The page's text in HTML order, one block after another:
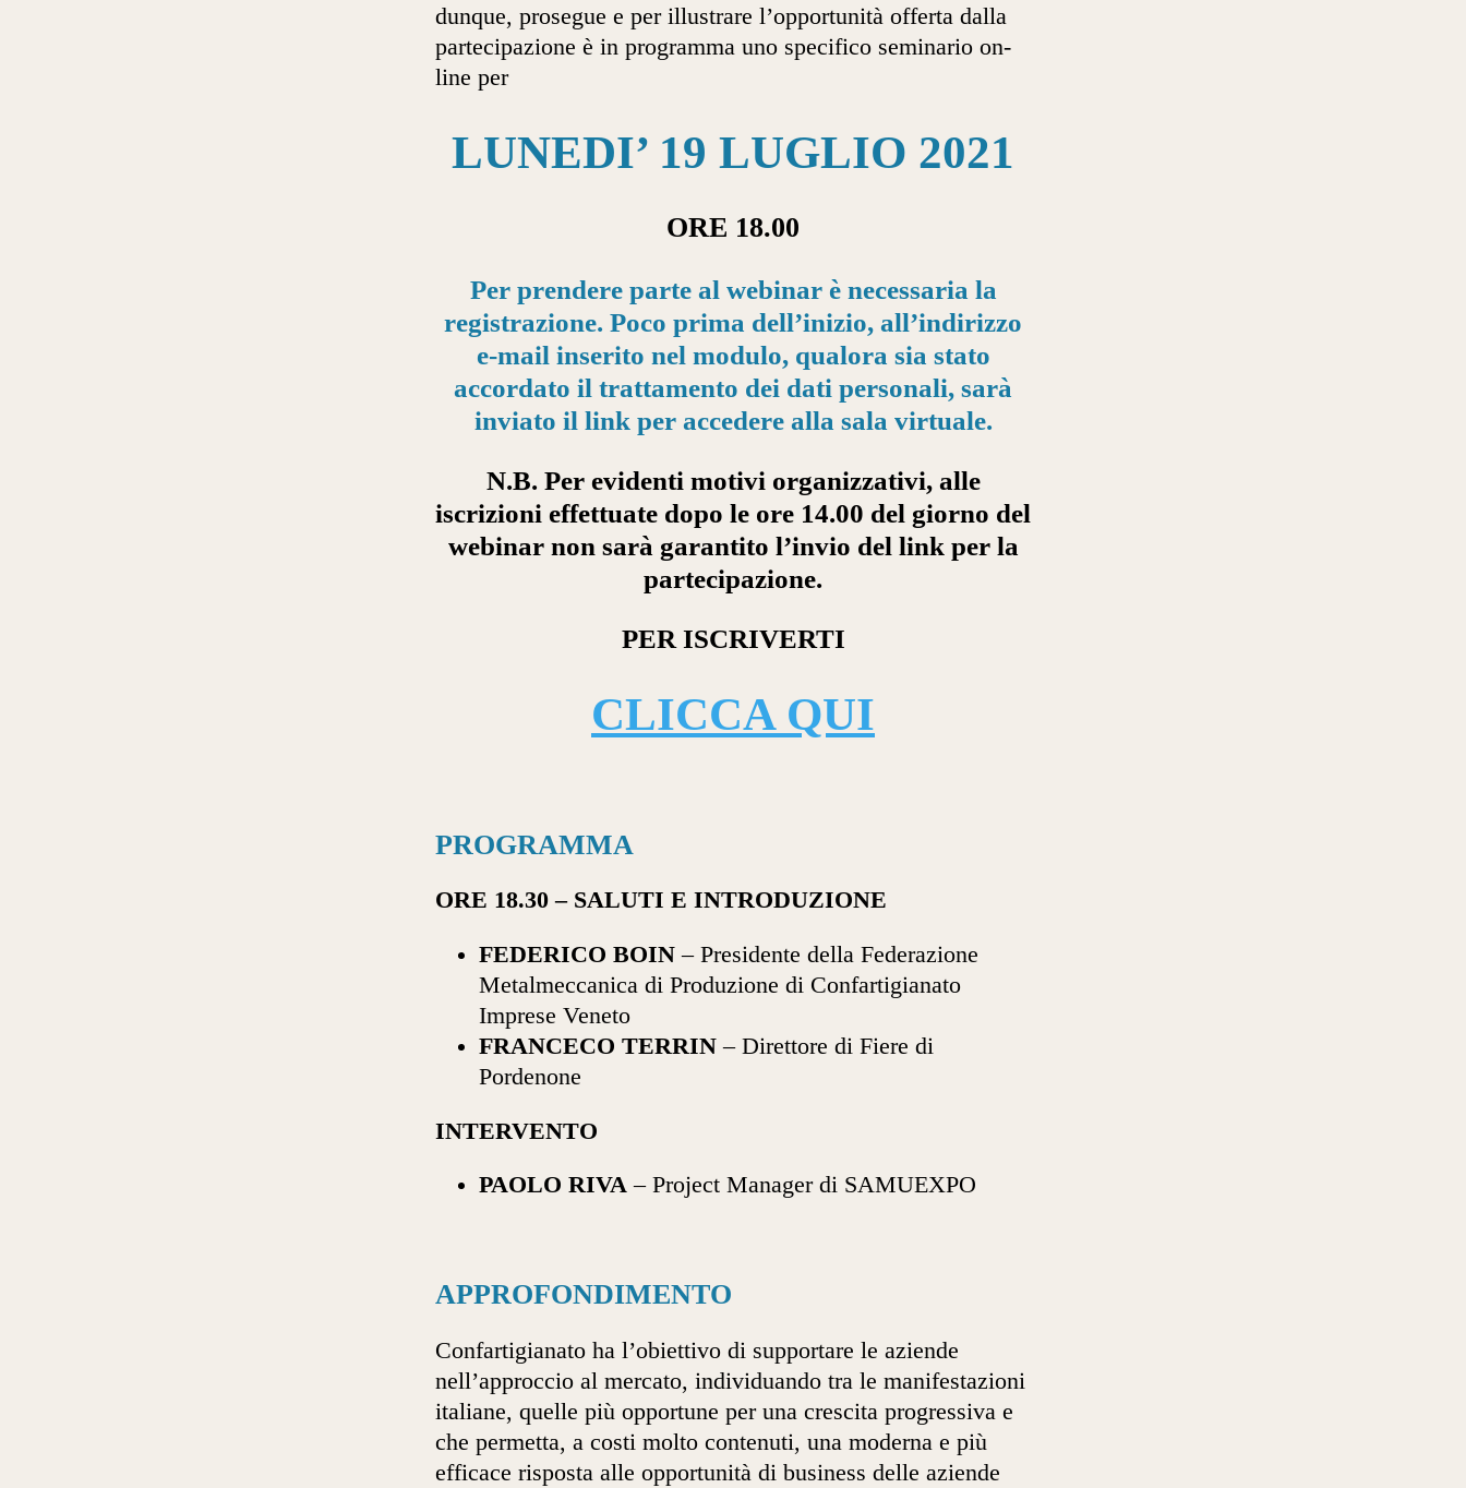
dunque, prosegue e per illustrare l’opportunità offerta dalla
partecipazione è in programma uno specifico seminario on-
line per
LUNEDI’ 19 LUGLIO 2021
ORE 18.00
Per prendere parte al webinar è necessaria la
registrazione. Poco prima dell’inizio, all’indirizzo
e-mail inserito nel modulo, qualora sia stato
accordato il trattamento dei dati personali, sarà
inviato il link per accedere alla sala virtuale.
N.B. Per evidenti motivi organizzativi, alle
iscrizioni effettuate dopo le ore 14.00 del giorno del
webinar non sarà garantito l’invio del link per la
partecipazione.
PER ISCRIVERTI
CLICCA QUI
PROGRAMMA
ORE 18.30 – SALUTI E INTRODUZIONE
FEDERICO BOIN – Presidente della Federazione
Metalmeccanica di Produzione di Confartigianato
Imprese Veneto
FRANCECO TERRIN – Direttore di Fiere di
Pordenone
INTERVENTO
PAOLO RIVA – Project Manager di SAMUEXPO
APPROFONDIMENTO
Confartigianato ha l’obiettivo di supportare le aziende
nell’approccio al mercato, individuando tra le manifestazioni
italiane, quelle più opportune per una crescita progressiva e
che permetta, a costi molto contenuti, una moderna e più
efficace risposta alle opportunità di business delle aziende